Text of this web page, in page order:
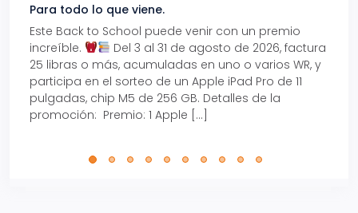
Para todo lo que viene.
Este Back to School puede venir con un premio
increíble.
Del 3 al 31 de agosto de 2026, factura
25 libras o más, acumuladas en uno o varios WR, y
participa en el sorteo de un Apple iPad Pro de 11
pulgadas, chip M5 de 256 GB. Detalles de la
promoción: Premio: 1 Apple […]